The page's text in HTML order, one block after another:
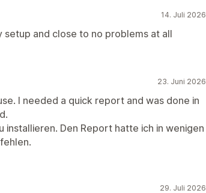
14. Juli 2026
and close to no problems at all
23. Juni 2026
I needed a quick report and was done in
installieren. Den Report hatte ich in wenigen
29. Juli 2026